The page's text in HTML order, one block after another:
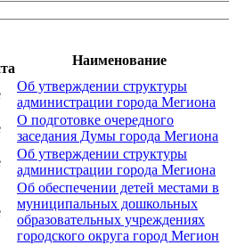
Наименование
Об утверждении структуры
администрации города Мегиона
О подготовке очередного
заседания Думы города Мегиона
Об утверждении структуры
администрации города Мегиона
Об обеспечении детей местами в
муниципальных дошкольных
образовательных учреждениях
городского округа город Мегион